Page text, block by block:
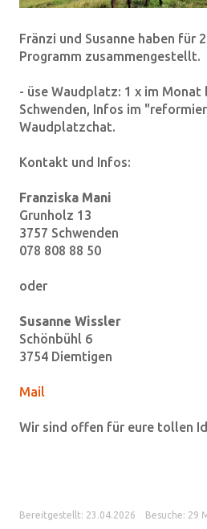
Fränzi und Susanne haben für
Programm zusammengestellt.
- üse Waudplatz: 1 x im Monat
Schwenden, Infos im
Waudplatzchat.
Kontakt und Infos:
Franziska Mani
Grunholz 13
3757 Schwenden
078 808 88 50
oder
Susanne Wissler
Schönbühl 6
3754 Diemtigen
Mail
Wir sind offen für eure tollen
Bereitgestellt: 23.04.2026 Besuche: 29